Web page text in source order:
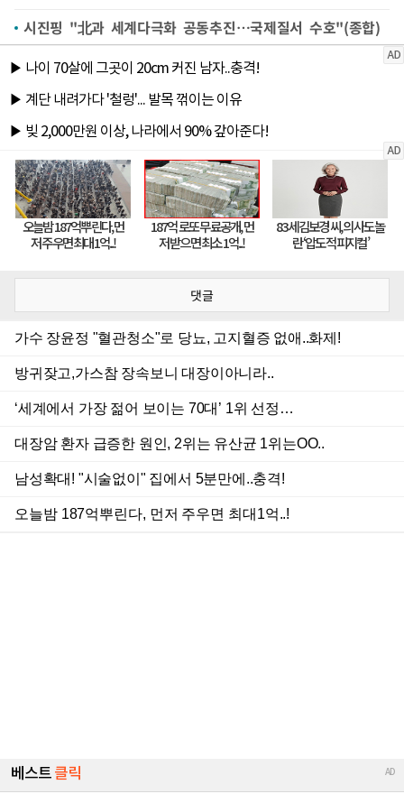
시진핑 "北과 세계다극화 공동추진…국제질서 수호"(종합)
댓글